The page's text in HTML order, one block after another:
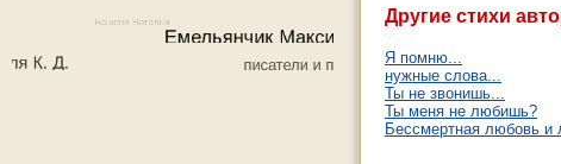
Другие стихи
Я помню...
нужные слова...
Ты не звонишь...
Ты меня не любишь?
Бессмертная любовь и